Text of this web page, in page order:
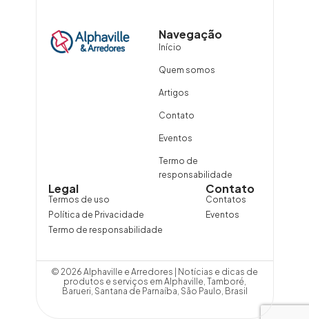
Navegação
Início
Quem somos
Artigos
Contato
Eventos
Termo de
responsabilidade
Contato
Contatos
Eventos
Legal
Termos de uso
Política de Privacidade
Termo de responsabilidade
© 2026 Alphaville e Arredores | Notícias e dicas de
produtos e serviços em Alphaville, Tamboré,
Barueri, Santana de Parnaíba, São Paulo, Brasil